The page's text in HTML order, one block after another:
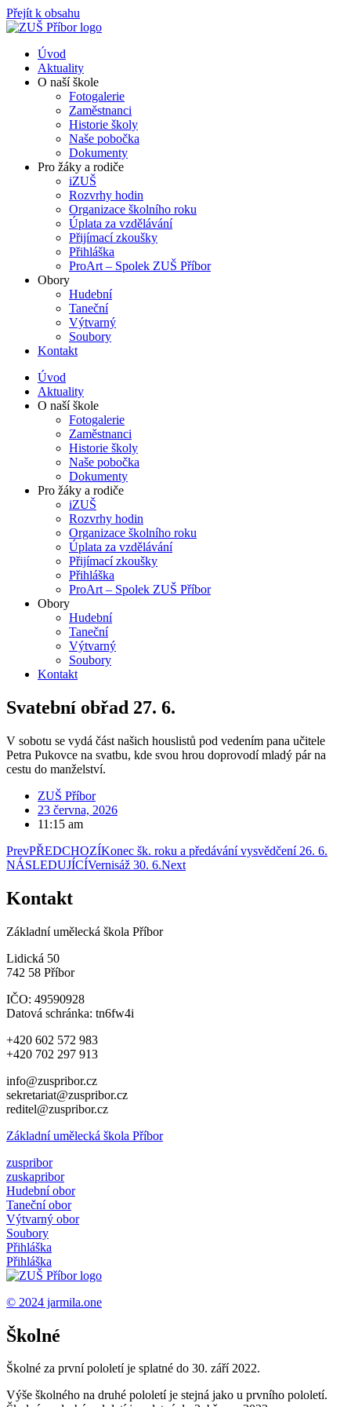
Přejít k obsahu
Úvod
Aktuality
O naší škole
Fotogalerie
Zaměstnanci
Historie školy
Naše pobočka
Dokumenty
Pro žáky a rodiče
iZUŠ
Rozvrhy hodin
Organizace školního roku
Úplata za vzdělávání
Přijímací zkoušky
Přihláška
ProArt – Spolek ZUŠ Příbor
Obory
Hudební
Taneční
Výtvarný
Soubory
Kontakt
Úvod
Aktuality
O naší škole
Fotogalerie
Zaměstnanci
Historie školy
Naše pobočka
Dokumenty
Pro žáky a rodiče
iZUŠ
Rozvrhy hodin
Organizace školního roku
Úplata za vzdělávání
Přijímací zkoušky
Přihláška
ProArt – Spolek ZUŠ Příbor
Obory
Hudební
Taneční
Výtvarný
Soubory
Kontakt
Svatební obřad 27. 6.
V sobotu se vydá část našich houslistů pod vedením pana učitele
Petra Pukovce na svatbu, kde svou hrou doprovodí mladý pár na
cestu do manželství.
ZUŠ Příbor
23 června, 2026
11:15 am
PrevPŘEDCHOZÍKonec šk. roku a předávání vysvědčení 26. 6.
NÁSLEDUJÍCÍVernisáž 30. 6.Next
Kontakt
Základní umělecká škola Příbor
Lidická 50
742 58 Příbor
IČO: 49590928
Datová schránka: tn6fw4i
+420 602 572 983
+420 702 297 913
info@zuspribor.cz
sekretariat@zuspribor.cz
reditel@zuspribor.cz
Základní umělecká škola Příbor
zuspribor
zuskapribor
Hudební obor
Taneční obor
Výtvarný obor
Soubory
Přihláška
Přihláška
© 2024 jarmila.one
Školné
Školné za první pololetí je splatné do 30. září 2022.
Výše školného na druhé pololetí je stejná jako u prvního pololetí.